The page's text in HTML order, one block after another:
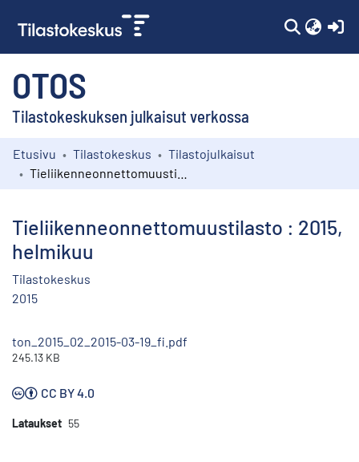
OTOS
Tilastokeskuksen julkaisut verkossa
Kokoelmat
Etusivu Tilastokeskus
Tilastojulkaisut
Tieliikenneonnettomuustilasto : 2015,
helmikuu
Tilastokeskus
2015
ton_2015_02_2015-03-19_fi.pdf
245.13 KB
CC BY 4.0
Lataukset 55